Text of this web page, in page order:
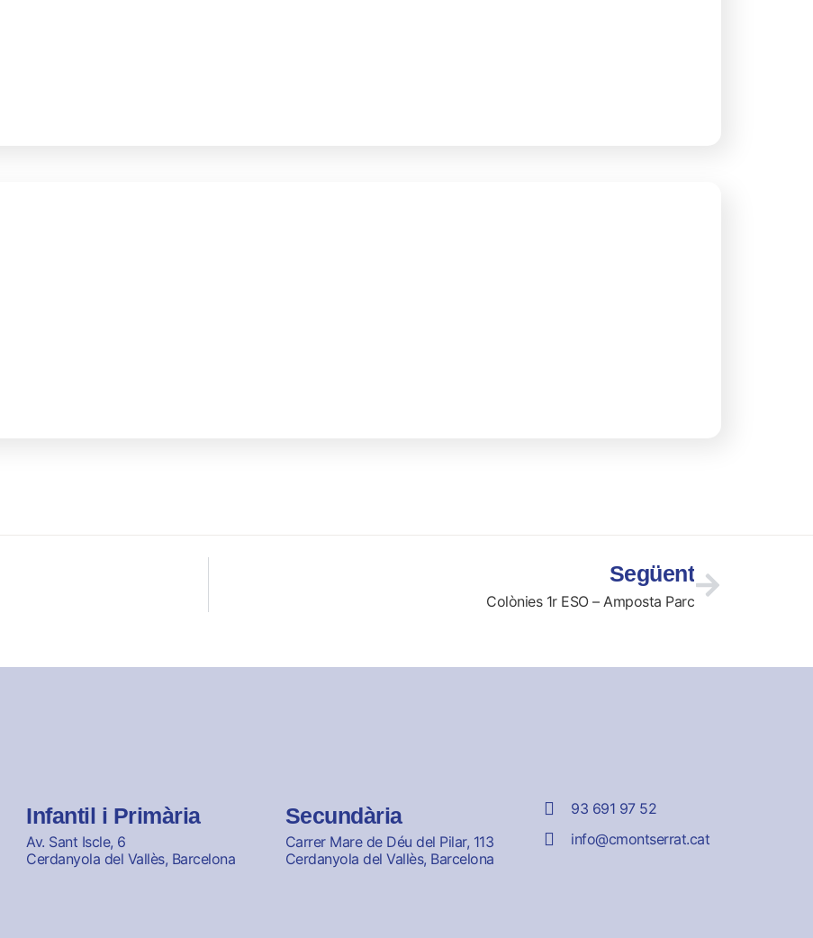
Següent
Colònies 1r ESO – Amposta Parc
Infantil i Primària
Av. Sant Iscle, 6
Cerdanyola del Vallès, Barcelona
Secundària
Carrer Mare de Déu del Pilar, 113
Cerdanyola del Vallès, Barcelona
93 691 97 52
info@cmontserrat.cat